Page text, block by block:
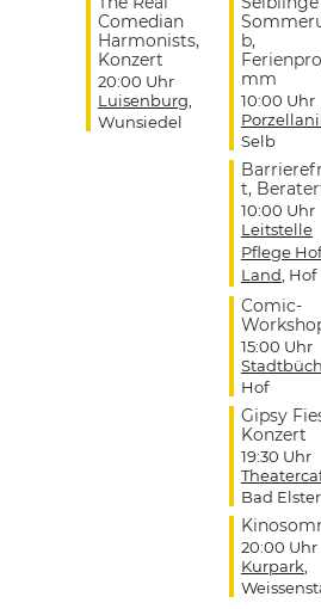
Comedian
Harmonists,
Konzert
20:00 Uhr
Luisenburg
Wunsiedel
b,
mm
10:00 Uhr
Selb
t,
10:00 Uhr
Leitstelle
Pflege
Land , Hof
Comic-
15:00 Uhr
Hof
Gipsy
Konzert
19:30 Uhr
Bad Elster
20:00 Uhr
Kurpark